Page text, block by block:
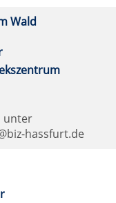
Wald
unter
hassfurt.de